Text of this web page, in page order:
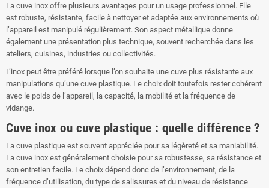
La cuve inox offre plusieurs avantages pour un usage professionnel. Elle
est robuste, résistante, facile à nettoyer et adaptée aux environnements où
l’appareil est manipulé régulièrement. Son aspect métallique donne
également une présentation plus technique, souvent recherchée dans les
ateliers, cuisines, industries ou collectivités.
L’inox peut être préféré lorsque l’on souhaite une cuve plus résistante aux
manipulations qu’une cuve plastique. Le choix doit toutefois rester cohérent
avec le poids de l’appareil, la capacité, la mobilité et la fréquence de
vidange.
Cuve inox ou cuve plastique : quelle différence ?
La cuve plastique est souvent appréciée pour sa légèreté et sa maniabilité.
La cuve inox est généralement choisie pour sa robustesse, sa résistance et
son entretien facile. Le choix dépend donc de l’environnement, de la
fréquence d’utilisation, du type de salissures et du niveau de résistance